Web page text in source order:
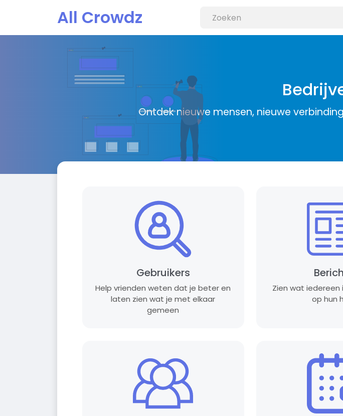
All Crowdz
Ontdek nieuwe mensen, nieuwe
Gebruikers
Help vrienden weten dat je beter en
laten zien wat je met elkaar
gemeen
Zien wat iedereen
op hun